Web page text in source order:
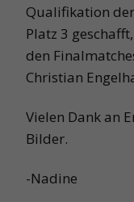
Qualifikation
Platz 3
den
Christian
Vielen Dank an
Bilder.
-Nadine